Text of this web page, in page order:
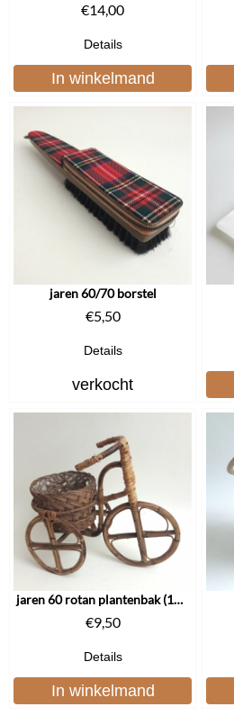
€14,00
Details
In winkelmand
jaren 60/70 borstel
€5,50
Details
verkocht
jaren 60 rotan plantenbak (1473)
€9,50
Details
In winkelmand